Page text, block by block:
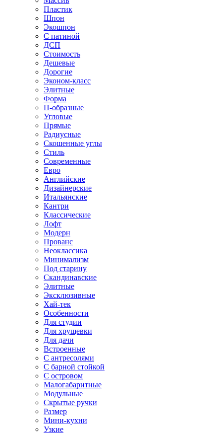
Пластик
Шпон
Экошпон
С патиной
ДСП
Стоимость
Дешевые
Дорогие
Эконом-класс
Элитные
Форма
П-образные
Угловые
Прямые
Радиусные
Скошенные углы
Стиль
Современные
Евро
Английские
Дизайнерские
Итальянские
Кантри
Классические
Лофт
Модерн
Прованс
Неоклассика
Минимализм
Под старину
Скандинавские
Элитные
Эксклюзивные
Хай-тек
Особенности
Для студии
Для хрущевки
Для дачи
Встроенные
С антресолями
С барной стойкой
С островом
Малогабаритные
Модульные
Скрытые ручки
Размер
Мини-кухни
Узкие